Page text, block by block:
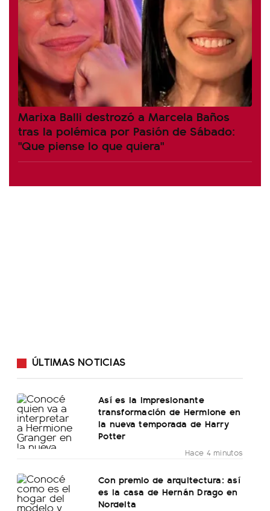
Marixa Balli destrozó a Marcela Baños
tras la polémica por Pasión de Sábado:
"Que piense lo que quiera"
ÚLTIMAS NOTICIAS
Así es la impresionante
transformación de Hermione en
la nueva temporada de Harry
Potter
Hace 4 minutos
Con premio de arquitectura: así
es la casa de Hernán Drago en
Nordelta